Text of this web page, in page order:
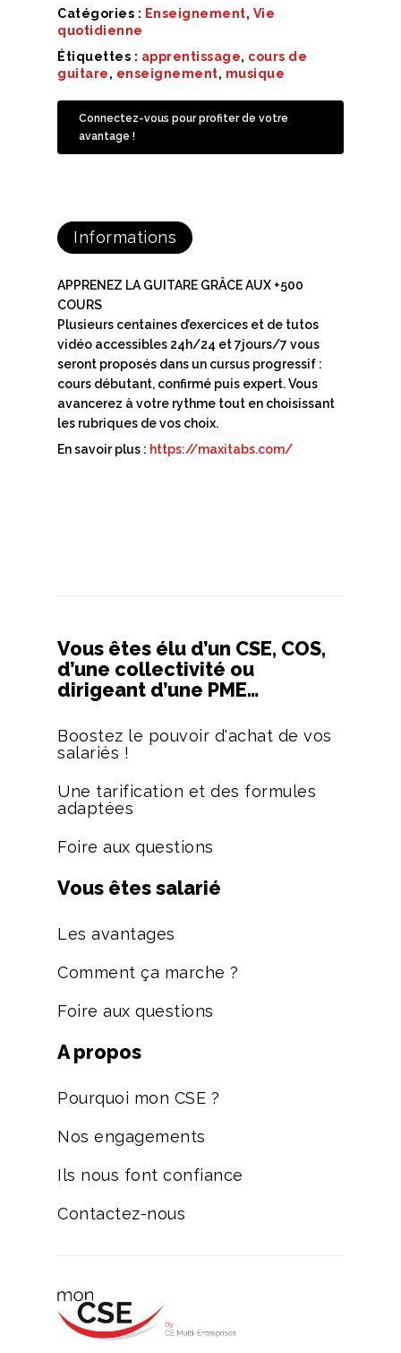
Catégories : Enseignement, Vie
quotidienne
Étiquettes : apprentissage, cours de
guitare, enseignement, musique
Connectez-vous pour profiter de votre
avantage !
Informations
APPRENEZ LA GUITARE GRÂCE AUX +500
COURS
Plusieurs centaines d’exercices et de tutos
vidéo accessibles 24h/24 et 7jours/7 vous
seront proposés dans un cursus progressif :
cours débutant, confirmé puis expert. Vous
avancerez à votre rythme tout en choisissant
les rubriques de vos choix.
En savoir plus : https://maxitabs.com/
Vous êtes élu d’un CSE, COS,
d’une collectivité ou
dirigeant d’une PME…
Boostez le pouvoir d'achat de vos
salariés !
Une tarification et des formules
adaptées
Foire aux questions
Vous êtes salarié
Les avantages
Comment ça marche ?
Foire aux questions
A propos
Pourquoi mon CSE ?
Nos engagements
Ils nous font confiance
Contactez-nous